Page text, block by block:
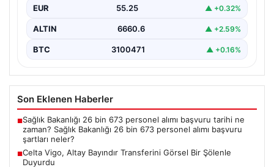
EUR 55.25 ▲ +0.32%
ALTIN 6660.6 ▲ +2.59%
BTC 3100471 ▲ +0.16%
Son Eklenen Haberler
■Sağlık Bakanlığı 26 bin 673 personel alımı başvuru tarihi ne
zaman? Sağlık Bakanlığı 26 bin 673 personel alımı başvuru
şartları neler?
■Celta Vigo, Altay Bayındır Transferini Görsel Bir Şölenle
Duyurdu